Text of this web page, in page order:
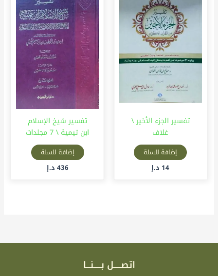
تفسير الجزء الأخير \
غلاف
إضافة للسلة
14 د.إ
تفسير شيخ الإسلام
ابن تيمية \ 7 مجلدات
إضافة للسلة
436 د.إ
اتصـــــل بـــــنـــا